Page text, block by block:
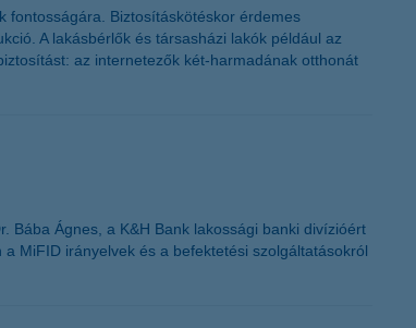
fontosságára. Biztosításkötéskor érdemes
A lakásbérlők és társasházi lakók például az
az internetezők két-harmadának otthonát
Bába Ágnes, a K&H Bank lakossági banki divízióért
MiFID irányelvek és a befektetési szolgáltatásokról